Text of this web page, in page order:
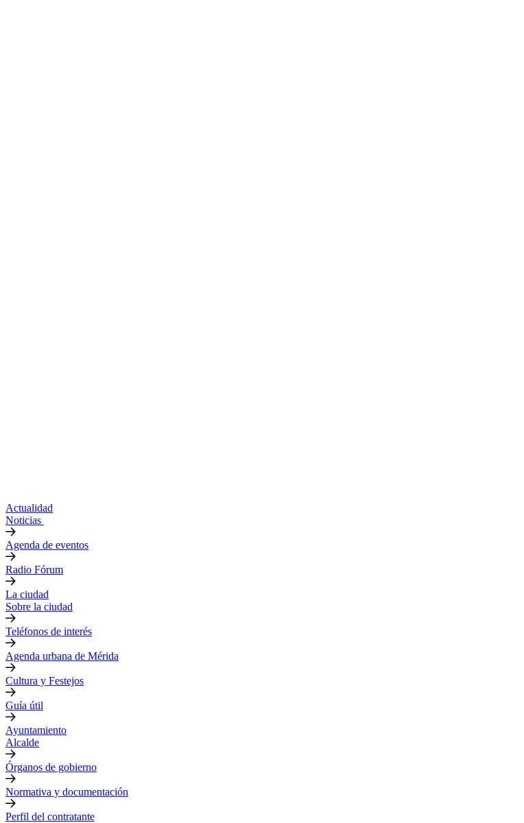
Actualidad
Noticias
Agenda de eventos
Radio Fórum
La ciudad
Sobre la ciudad
Teléfonos de interés
Agenda urbana de Mérida
Cultura y Festejos
Guía útil
Ayuntamiento
Alcalde
Órganos de gobierno
Normativa y documentación
Perfil del contratante